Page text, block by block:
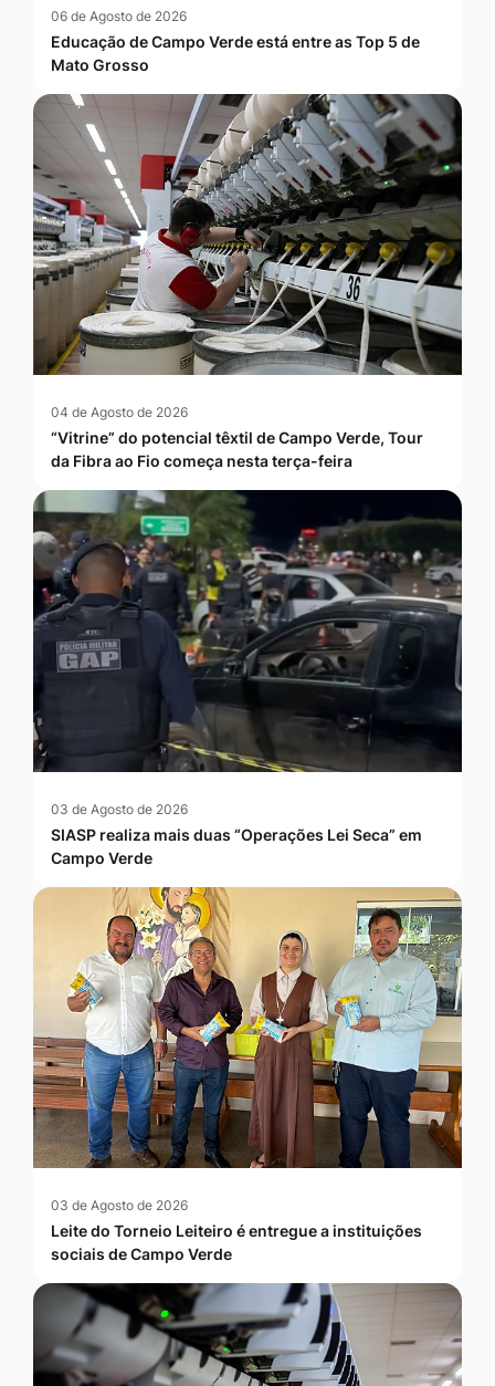
06 de Agosto de 2026
Educação de Campo Verde está entre as Top 5 de
Mato Grosso
04 de Agosto de 2026
“Vitrine” do potencial têxtil de Campo Verde, Tour
da Fibra ao Fio começa nesta terça-feira
03 de Agosto de 2026
SIASP realiza mais duas “Operações Lei Seca” em
Campo Verde
03 de Agosto de 2026
Leite do Torneio Leiteiro é entregue a instituições
sociais de Campo Verde